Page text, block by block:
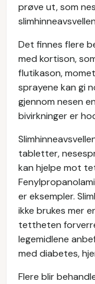
prøve ut, som
Det finnes flere
med kortison,
flutikason,
sprayene kan gi
gjennom nesen
bivirkninger er
tabletter,
kan hjelpe mot
er eksempler.
ikke brukes mer
tettheten
legemidlene
med diabetes,
Flere blir